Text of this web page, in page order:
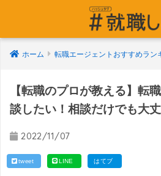
ホーム 転職エージェントおすすめラン
【転職のプロが教える】転
談したい！相談だけでも大
2022/11/07
tweet LINE はてブ